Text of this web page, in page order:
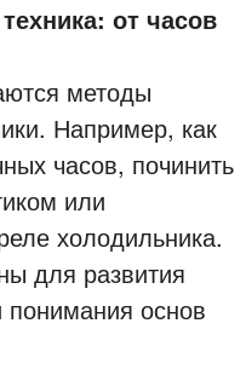
от часов
методы
Например, как
часов, починить
или
холодильника.
для развития
основ